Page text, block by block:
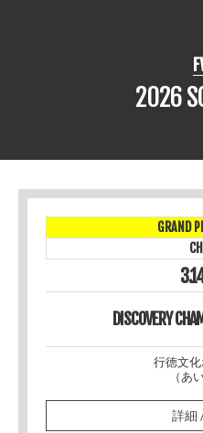
2026
GRAND
DISCOVERY
行徳文
（あ
詳細